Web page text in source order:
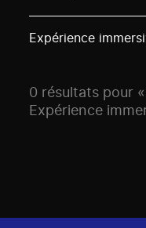
Expérience
0 résultats pour
Expérience